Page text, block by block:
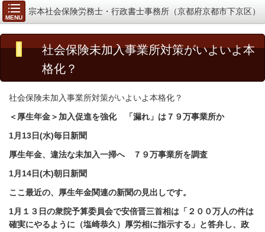
MENU
宗本社会保険労務士・行政書士事務所（京都府京都市下京区）
社会保険未加入事業所対策がいよいよ本
格化？
社会保険未加入事業所対策がいよいよ本格化？
＜厚生年金＞加入促進を強化 「漏れ」は７９万事業所か
1月 13日(水)毎日新聞
厚生年金、違法な未加入一掃へ ７９万事業所を調査
1月 14日(木)朝日新聞
ここ最近の、厚生年金関連の新聞の見出しです。
1月１３日の衆院予算委員会で安倍晋三首相は「２００万人の件は
確実にやるように（塩崎恭久）厚労相に指示する」と答弁し、政